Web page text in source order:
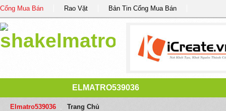
Cổng Mua Bán Rao Vặt Bản Tin Cổng Mua Bán
ELMATRO539036
Elmatro539036 Trang Chủ